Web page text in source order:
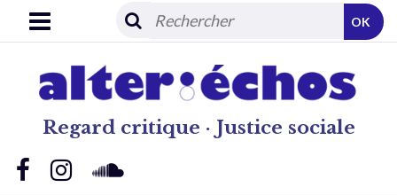
Regard critique · Justice sociale
OK